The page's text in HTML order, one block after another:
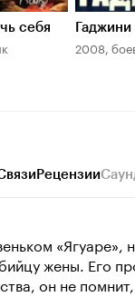
себя Гаджини
2008,
Рецензии
«Ягуаре»,
жены. Его
он не